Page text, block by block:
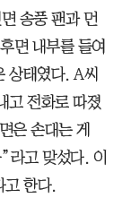
송풍 팬과 먼
면 내부를 들여
상태였다. A씨
고 전화로 따졌
은 손대는 게
라고 맞섰다. 이
고 한다.